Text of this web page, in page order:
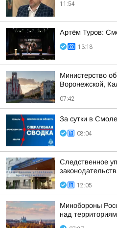
11:54
Артём Туров:
13:18
Министерство
Воронежской,
07:42
За сутки в
08:04
Следственное
12:05
Минобороны
над